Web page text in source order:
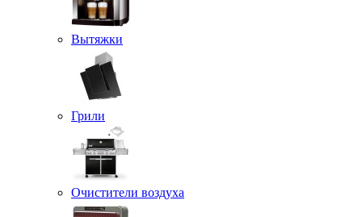
Вытяжки
Грили
Очистители воздуха